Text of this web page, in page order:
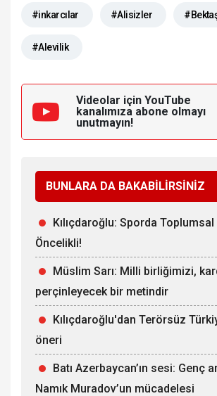
#inkarcılar #Alisizler
#Alevilik
Videolar için YouTube
kanalımıza abone olmayı
unutmayın!
BUNLARA DA BAKABİLİRSİNİZ
Kılıçdaroğlu: Sporda
Öncelikli!
Müslim Sarı: Milli birliğimizi,
perçinleyecek bir metindir
Kılıçdaroğlu'dan Terörsüz
öneri
Batı Azerbaycan’ın sesi: Genç
Namık Muradov’un mücadelesi